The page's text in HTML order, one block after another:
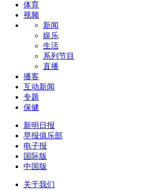
体育
视频
新闻
娱乐
生活
系列节目
直播
播客
互动新闻
专题
保健
新明日报
早报俱乐部
电子报
国际版
中国版
关于我们